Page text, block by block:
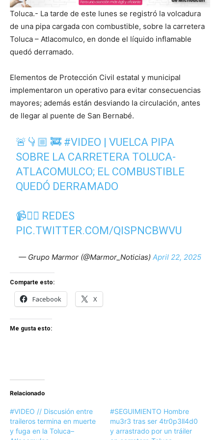
Toluca.- La tarde de este lunes se registró la volcadura
de una pipa cargada con combustible, sobre la carretera
Toluca – Atlacomulco, en donde el líquido inflamable
quedó derramado.
Elementos de Protección Civil estatal y municipal
implementaron un operativo para evitar consecuencias
mayores; además están desviando la circulación, antes
de llegar al puente de San Bernabé.
🚨👇🏼 🚒 #VIDEO | VUELCA PIPA
SOBRE LA CARRETERA TOLUCA-
ATLACOMULCO; EL COMBUSTIBLE
QUEDÓ DERRAMADO
📹👇🏼 REDES
PIC.TWITTER.COM/QISPNCBWVU
— Grupo Marmor (@Marmor_Noticias) April 22, 2025
Comparte esto:
Facebook X
Me gusta esto:
Relacionado
#VIDEO // Discusión entre
traileros termina en muerte
y fuga en la Toluca–
#SEGUIMIENTO Hombre
mu3r3 tras ser 4tr0p3ll4d0
y arrastrado por un tráiler